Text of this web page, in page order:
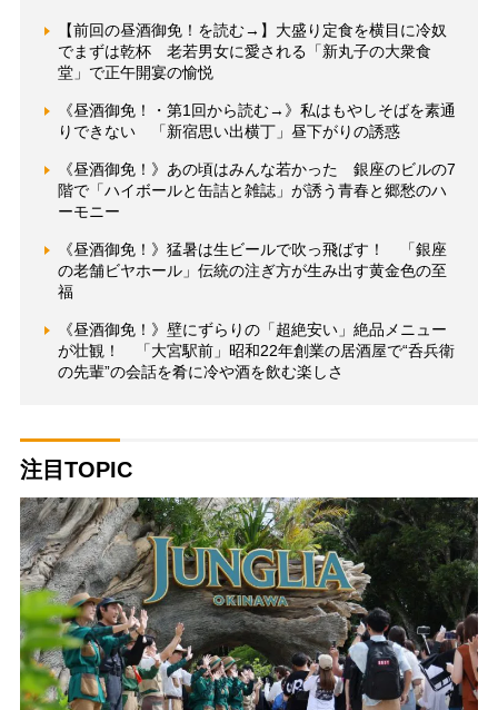
【前回の昼酒御免！を読む→】大盛り定食を横目に冷奴
でまずは乾杯 老若男女に愛される「新丸子の大衆食
堂」で正午開宴の愉悦
《昼酒御免！・第1回から読む→》私はもやしそばを素通
りできない 「新宿思い出横丁」昼下がりの誘惑
《昼酒御免！》あの頃はみんな若かった 銀座のビルの7
階で「ハイボールと缶詰と雑誌」が誘う青春と郷愁のハ
ーモニー
《昼酒御免！》猛暑は生ビールで吹っ飛ばす！ 「銀座
の老舗ビヤホール」伝統の注ぎ方が生み出す黄金色の至
福
《昼酒御免！》壁にずらりの「超絶安い」絶品メニュー
が壮観！ 「大宮駅前」昭和22年創業の居酒屋で“呑兵衛
の先輩”の会話を肴に冷や酒を飲む楽しさ
注目TOPIC